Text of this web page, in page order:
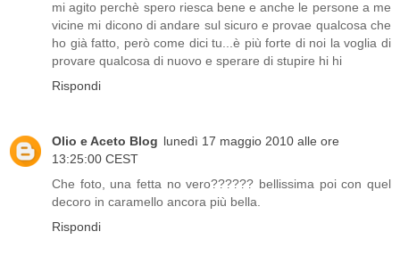
mi agito perchè spero riesca bene e anche le persone a me
vicine mi dicono di andare sul sicuro e provae qualcosa che
ho già fatto, però come dici tu...è più forte di noi la voglia di
provare qualcosa di nuovo e sperare di stupire hi hi
Rispondi
Olio e Aceto Blog lunedì 17 maggio 2010 alle ore
13:25:00 CEST
Che foto, una fetta no vero?????? bellissima poi con quel
decoro in caramello ancora più bella.
Rispondi